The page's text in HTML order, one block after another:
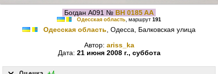
Богдан А091 № BH 0185 AA
Одесская область , маршрут 191
Одесская область , Одесса, Балковская улица
Автор: ariss_ka
Дата: 21 июня 2008 г., суббота